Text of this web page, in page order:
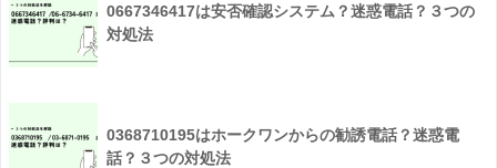
0667346417は安否確認システム？迷惑電話？３つの
対処法
0368710195はホークワンからの勧誘電話？迷惑電
話？３つの対処法